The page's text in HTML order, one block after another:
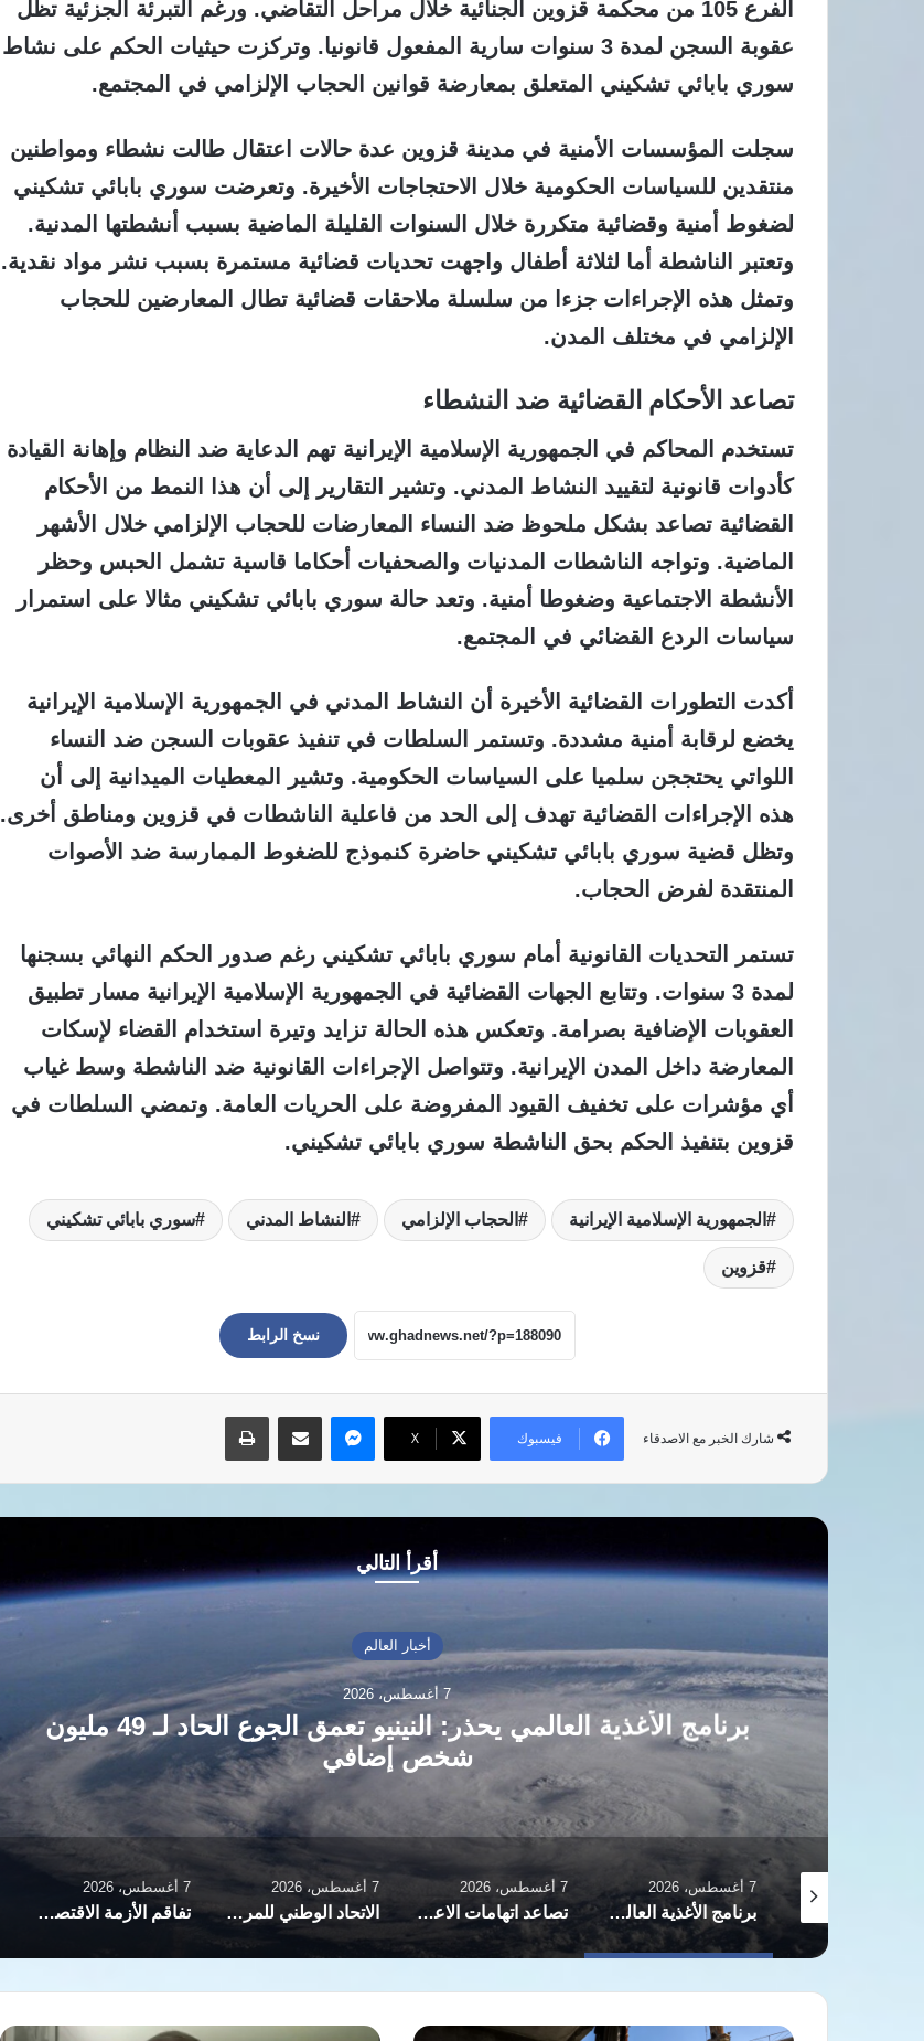
الفرع 105 من محكمة قزوين الجنائية خلال مراحل التقاضي. ورغم التبرئة الجزئية تظل
عقوبة السجن لمدة 3 سنوات سارية المفعول قانونيا. وتركزت حيثيات الحكم على نشاط
سوري بابائي تشكيني المتعلق بمعارضة قوانين الحجاب الإلزامي في المجتمع.
سجلت المؤسسات الأمنية في مدينة قزوين عدة حالات اعتقال طالت نشطاء ومواطنين
منتقدين للسياسات الحكومية خلال الاحتجاجات الأخيرة. وتعرضت سوري بابائي تشكيني
لضغوط أمنية وقضائية متكررة خلال السنوات القليلة الماضية بسبب أنشطتها المدنية.
وتعتبر الناشطة أما لثلاثة أطفال واجهت تحديات قضائية مستمرة بسبب نشر مواد نقدية.
وتمثل هذه الإجراءات جزءا من سلسلة ملاحقات قضائية تطال المعارضين للحجاب
الإلزامي في مختلف المدن.
تصاعد الأحكام القضائية ضد النشطاء
تستخدم المحاكم في الجمهورية الإسلامية الإيرانية تهم الدعاية ضد النظام وإهانة القيادة
كأدوات قانونية لتقييد النشاط المدني. وتشير التقارير إلى أن هذا النمط من الأحكام
القضائية تصاعد بشكل ملحوظ ضد النساء المعارضات للحجاب الإلزامي خلال الأشهر
الماضية. وتواجه الناشطات المدنيات والصحفيات أحكاما قاسية تشمل الحبس وحظر
الأنشطة الاجتماعية وضغوطا أمنية. وتعد حالة سوري بابائي تشكيني مثالا على استمرار
سياسات الردع القضائي في المجتمع.
أكدت التطورات القضائية الأخيرة أن النشاط المدني في الجمهورية الإسلامية الإيرانية
يخضع لرقابة أمنية مشددة. وتستمر السلطات في تنفيذ عقوبات السجن ضد النساء
اللواتي يحتججن سلميا على السياسات الحكومية. وتشير المعطيات الميدانية إلى أن
هذه الإجراءات القضائية تهدف إلى الحد من فاعلية الناشطات في قزوين ومناطق أخرى.
وتظل قضية سوري بابائي تشكيني حاضرة كنموذج للضغوط الممارسة ضد الأصوات
المنتقدة لفرض الحجاب.
تستمر التحديات القانونية أمام سوري بابائي تشكيني رغم صدور الحكم النهائي بسجنها
لمدة 3 سنوات. وتتابع الجهات القضائية في الجمهورية الإسلامية الإيرانية مسار تطبيق
العقوبات الإضافية بصرامة. وتعكس هذه الحالة تزايد وتيرة استخدام القضاء لإسكات
المعارضة داخل المدن الإيرانية. وتتواصل الإجراءات القانونية ضد الناشطة وسط غياب
أي مؤشرات على تخفيف القيود المفروضة على الحريات العامة. وتمضي السلطات في
قزوين بتنفيذ الحكم بحق الناشطة سوري بابائي تشكيني.
الجمهورية الإسلامية الإيرانية الحجاب الإلزامي النشاط المدني سوري بابائي تشكيني
قزوين
نسخ الرابط
شارك الخبر مع الاصدقاء فيسبوك ‫X
ماسنجر مشاركة عبر البريد طباعة
أقرأ التالي
أخبار العالم
7 أغسطس، 2026
برنامج الأغذية العالمي يحذر: النينيو تعمق الجوع الحاد لـ 49 مليون
شخص إضافي
7 أغسطس، 2026
برنامج الأغذية العالمي يحذر: النينيو تعمق الجوع الحاد لـ 49 مليون شخص إضافي
7 أغسطس، 2026
تصاعد اتهامات الاعتداءات الجنسية بمراكز الشرطة العراقية يثير مطالب بالرقابة وحماية النساء
7 أغسطس، 2026
الاتحاد الوطني للمرأة التونسية: من خيمة جامعة إلى صرح يصارع البقاء
7 أغسطس، 2026
تفاقم الأزمة الاقتصادية في إيران يدفع النساء لبيع البويضات وتأجير الأرحام
ارتفاع كواليس